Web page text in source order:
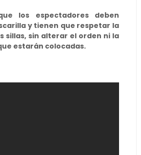
los espectadores deben
y tienen que respetar la
sillas, sin alterar el orden ni la
estarán colocadas.